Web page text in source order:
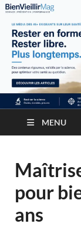
MENU
pour
ans